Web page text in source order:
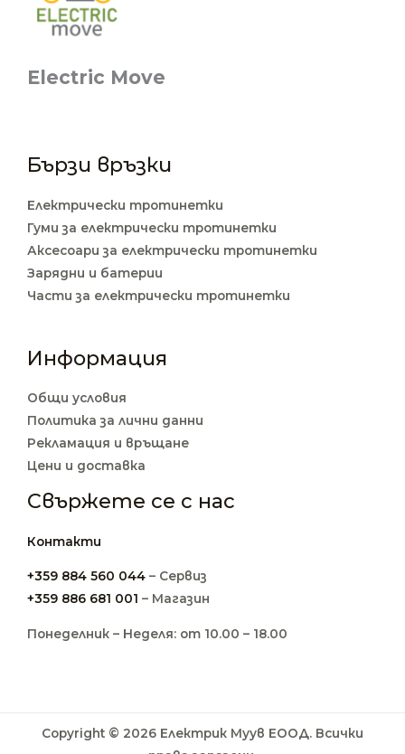
Electric Move
Бързи връзки
Електрически тротинетки
Гуми за електрически тротинетки
Аксесоари за електрически тротинетки
Зарядни и батерии
Части за електрически тротинетки
Информация
Общи условия
Политика за лични данни
Рекламация и връщане
Цени и доставка
Свържете се с нас
Контакти
+359 884 560 044 – Сервиз
+359 886 681 001 – Магазин
Понеделник – Неделя: от 10.00 – 18.00
Copyright © 2026 Електрик Муув ЕООД. Всички